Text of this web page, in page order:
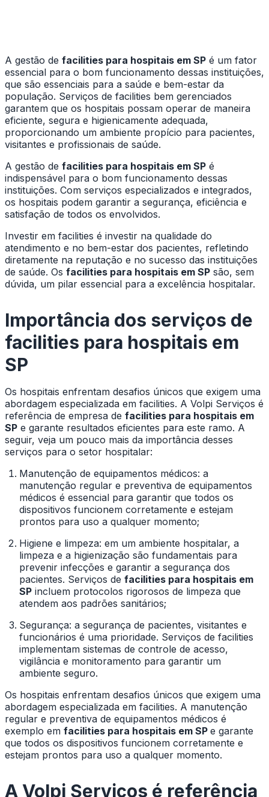
A gestão de facilities para hospitais em SP é um fator
essencial para o bom funcionamento dessas instituições,
que são essenciais para a saúde e bem-estar da
população. Serviços de facilities bem gerenciados
garantem que os hospitais possam operar de maneira
eficiente, segura e higienicamente adequada,
proporcionando um ambiente propício para pacientes,
visitantes e profissionais de saúde.
A gestão de facilities para hospitais em SP é
indispensável para o bom funcionamento dessas
instituições. Com serviços especializados e integrados,
os hospitais podem garantir a segurança, eficiência e
satisfação de todos os envolvidos.
Investir em facilities é investir na qualidade do
atendimento e no bem-estar dos pacientes, refletindo
diretamente na reputação e no sucesso das instituições
de saúde. Os facilities para hospitais em SP são, sem
dúvida, um pilar essencial para a excelência hospitalar.
Importância dos serviços de
facilities para hospitais em
SP
Os hospitais enfrentam desafios únicos que exigem uma
abordagem especializada em facilities. A Volpi Serviços é
referência de empresa de facilities para hospitais em
SP e garante resultados eficientes para este ramo. A
seguir, veja um pouco mais da importância desses
serviços para o setor hospitalar:
Manutenção de equipamentos médicos: a
manutenção regular e preventiva de equipamentos
médicos é essencial para garantir que todos os
dispositivos funcionem corretamente e estejam
prontos para uso a qualquer momento;
Higiene e limpeza: em um ambiente hospitalar, a
limpeza e a higienização são fundamentais para
prevenir infecções e garantir a segurança dos
pacientes. Serviços de facilities para hospitais em
SP incluem protocolos rigorosos de limpeza que
atendem aos padrões sanitários;
Segurança: a segurança de pacientes, visitantes e
funcionários é uma prioridade. Serviços de facilities
implementam sistemas de controle de acesso,
vigilância e monitoramento para garantir um
ambiente seguro.
Os hospitais enfrentam desafios únicos que exigem uma
abordagem especializada em facilities. A manutenção
regular e preventiva de equipamentos médicos é
exemplo em facilities para hospitais em SP e garante
que todos os dispositivos funcionem corretamente e
estejam prontos para uso a qualquer momento.
A Volpi Serviços é referência